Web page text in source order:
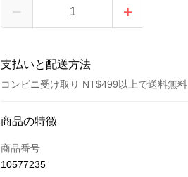
支払いと配送方法
コンビニ受け取り NT$499以上で送料無料
お支払い方法
クレジットカード1回払い
コンビニ店頭代金引換
商品の特徴
商品番号
10577235